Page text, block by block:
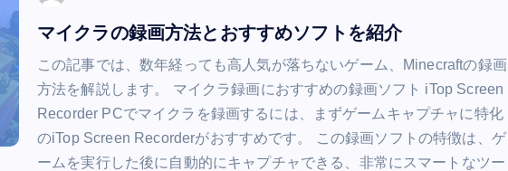
マイクラの録画方法とおすすめソフトを紹介
この記事では、数年経っても高人気が落ちないゲーム、Minecraftの録画
方法を解説します。 マイクラ録画におすすめの録画ソフト iTop Screen
Recorder PCでマイクラを録画するには、まずゲームキャプチャに特化
のiTop Screen Recorderがおすすめです。 この録画ソフトの特徴は、ゲ
ームを実行した後に自動的にキャプチャできる、非常にスマートなツー